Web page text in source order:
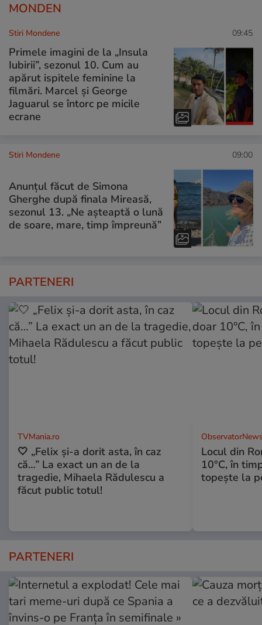
MONDEN
Stiri Mondene 09:45
Primele imagini de la „Insula
Iubirii”, sezonul 10. Cum au
apărut ispitele feminine la
filmări. Marcel și George
Jaguarul se întorc pe micile
ecrane
Stiri Mondene 09:00
Anunțul făcut de Simona
Gherghe după finala Mireasă,
sezonul 13. „Ne așteaptă o lună
de soare, mare, timp împreună”
PARTENERI
TVMania.ro
🤍 „Felix și-a dorit asta, în caz
că…” La exact un an de la
tragedie, Mihaela Rădulescu a
făcut public totul!
Locul din
10°C, în
topeşte la
PARTENERI